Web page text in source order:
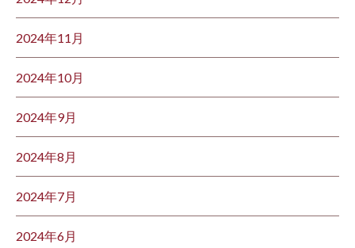
2024年11月
2024年10月
2024年9月
2024年8月
2024年7月
2024年6月